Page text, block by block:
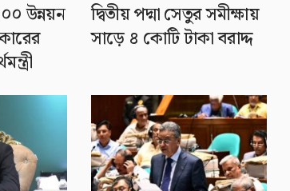
উন্নয়ন
দ্বিতীয় পদ্মা সেতুর সমীক্ষায়
সাড়ে ৪ কোটি টাকা বরাদ্দ